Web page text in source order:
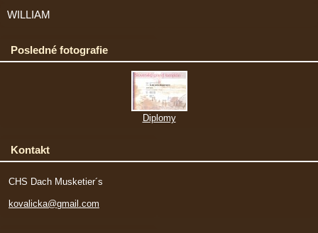
WILLIAM
Posledné fotografie
Diplomy
Kontakt
CHS Dach Musketier´s
kovalicka@gmail.com